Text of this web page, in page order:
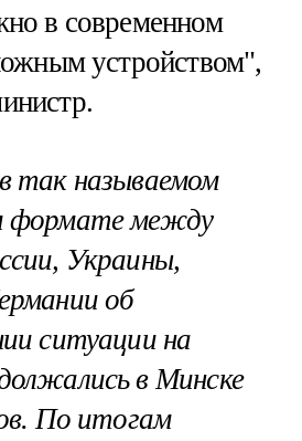
в современном
устройством",
так называемом
формате между
Украины,
об
ситуации на
в Минске
По итогам